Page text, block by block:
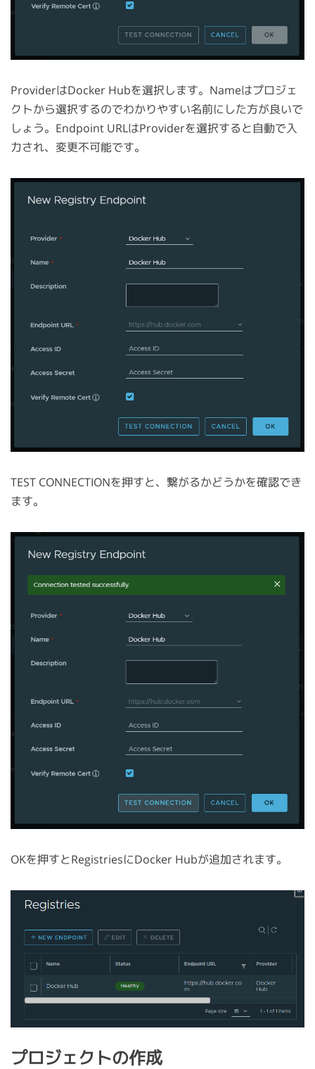
ProviderはDocker Hubを選択します。Nameはプロジェ
クトから選択するのでわかりやすい名前にした方が良いで
しょう。Endpoint URLはProviderを選択すると自動で入
力され、変更不可能です。
TEST CONNECTIONを押すと、繋がるかどうかを確認でき
ます。
OKを押すとRegistriesにDocker Hubが追加されます。
プロジェクトの作成